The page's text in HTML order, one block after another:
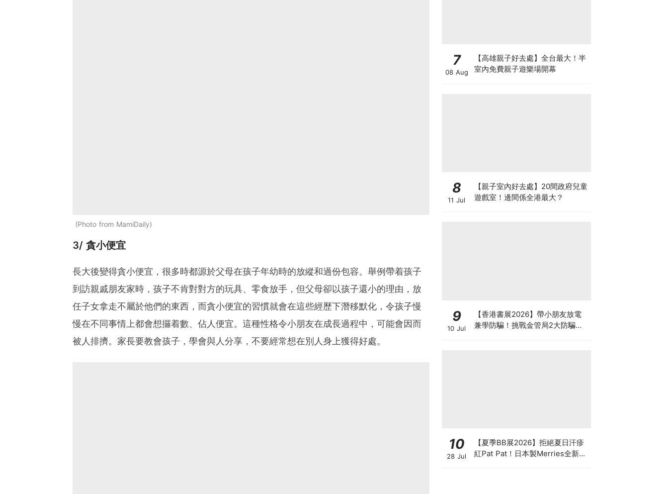
Photo from MamiDaily
3/ 貪小便宜
長大後變得貪小便宜，很多時都源於父母在孩子年幼時的放縱和過份包容。舉例帶着孩子
到訪親戚朋友家時，孩子不肯對對方的玩具、零食放手，但父母卻以孩子還小的理由，放
任子女拿走不屬於他們的東西，而貪小便宜的習慣就會在這些經歷下潛移默化，令孩子慢
慢在不同事情上都會想攞着數、佔人便宜。這種性格令小朋友在成長過程中，可能會因而
被人排擠。家長要教會孩子，學會與人分享，不要經常想在別人身上獲得好處。
7
08 Aug
【高雄親子好去處】全台最大！半
室內免費親子遊樂場開幕
8
11 Jul
【親子室內好去處】20間政府兒童
遊戲室！邊間係全港最大？
9
10 Jul
【香港書展2026】帶小朋友放電
兼學防騙！挑戰金管局2大防騙遊
10
28 Jul
【夏季BB展2026】拒絕夏日汗疹
紅Pat Pat！日本製Merries全新超